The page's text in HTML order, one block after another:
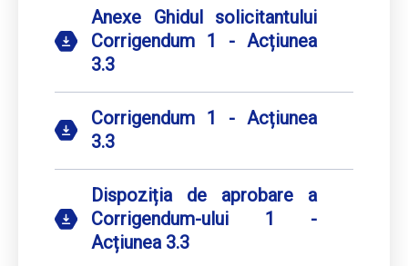
Anexe Ghidul solicitantului
Corrigendum 1 - Acțiunea
3.3
Corrigendum 1 - Acțiunea
3.3
Dispoziția de aprobare a
Corrigendum-ului 1 -
Acțiunea 3.3